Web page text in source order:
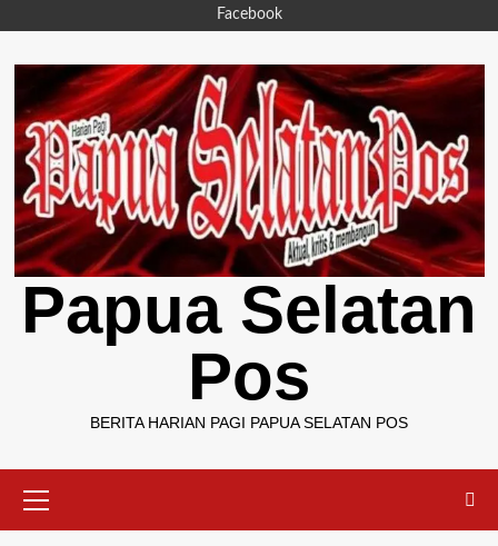
content
Facebook
Papua Selatan
Pos
BERITA HARIAN PAGI PAPUA SELATAN POS
Menu